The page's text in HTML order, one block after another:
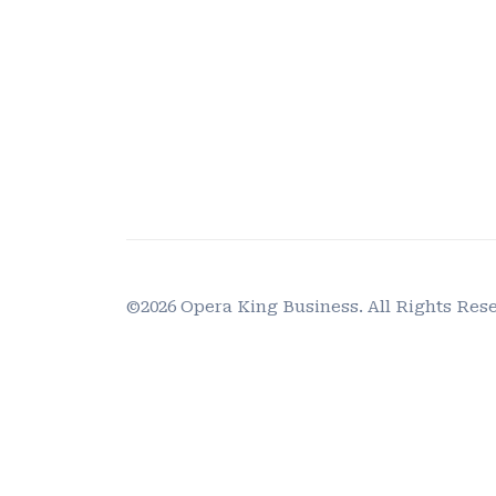
©2026 Opera King Business. All Rights